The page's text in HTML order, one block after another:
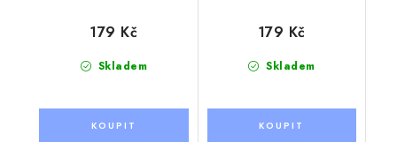
Skladem
179 Kč
Skladem
179 Kč